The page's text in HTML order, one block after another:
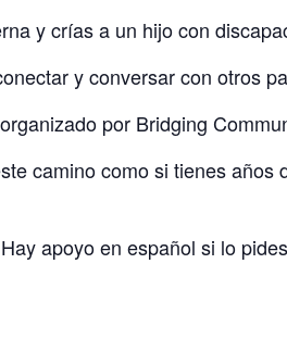
y crías a un hijo con
y conversar con otros
por Bridging
camino como si tienes
apoyo en español si lo